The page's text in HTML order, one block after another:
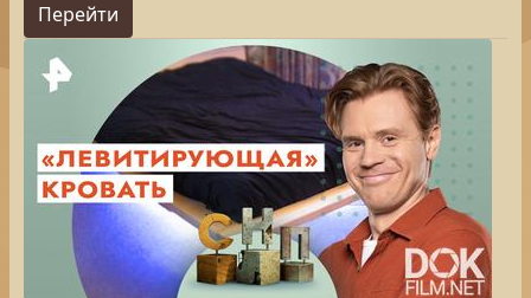
Перейти